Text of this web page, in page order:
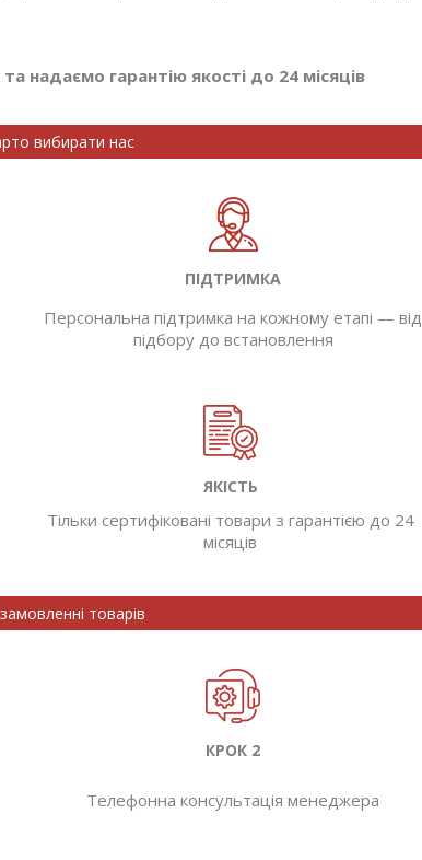
надаємо гарантію якості до 24 місяців
вибирати нас
ПІДТРИМКА
Персональна підтримка на кожному етапі — від
підбору до встановлення
ЯКІСТЬ
Тільки сертифіковані товари з гарантією до 24
місяців
товарів
КРОК 2
Телефонна консультація менеджера